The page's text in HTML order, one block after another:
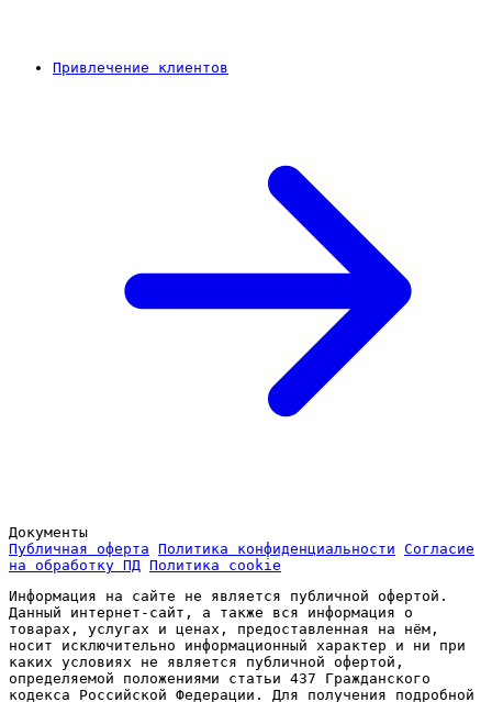
Привлечение клиентов
Документы
Публичная оферта Политика конфиденциальности Согласие
на обработку ПД Политика cookie
Информация на сайте не является публичной офертой.
Данный интернет-сайт, а также вся информация о
товарах, услугах и ценах, предоставленная на нём,
носит исключительно информационный характер и ни при
каких условиях не является публичной офертой,
определяемой положениями статьи 437 Гражданского
кодекса Российской Федерации. Для получения подробной